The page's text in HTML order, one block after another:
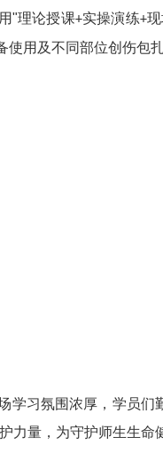
"理论授课+实操演练+
使用及不同部位创伤包
学习氛围浓厚，学员们
力量，为守护师生生命